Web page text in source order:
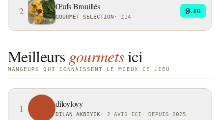
2 Œufs Brouillés
GOURMET SELECTION · £14
9.46
Meilleurs gourmetsici
MANGEURS QUI CONNAISSENT LE MIEUX CE LIEU
1 diloyloyy
DILAN AKBIYIK · 2 AVIS ICI · DEPUIS 2025